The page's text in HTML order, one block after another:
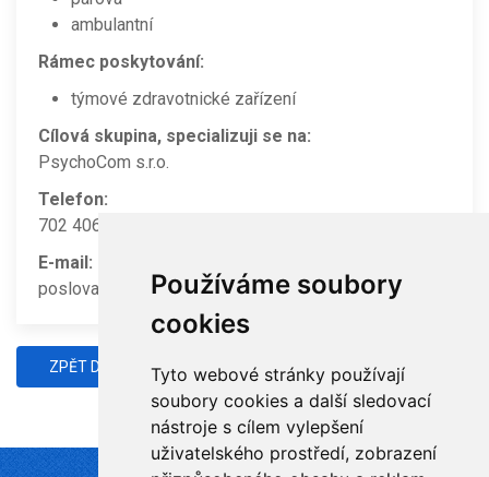
Používáme soubory
cookies
Tyto webové stránky používají
soubory cookies a další sledovací
nástroje s cílem vylepšení
uživatelského prostředí, zobrazení
ambulantní
Rámec poskytování:
týmové zdravotnické zařízení
Cílová skupina, specializuji se na:
PsychoCom s.r.o.
Telefon:
702 406 103
E-mail:
poslova@psychocom.cz
ZPĚT DO ADRESÁŘE